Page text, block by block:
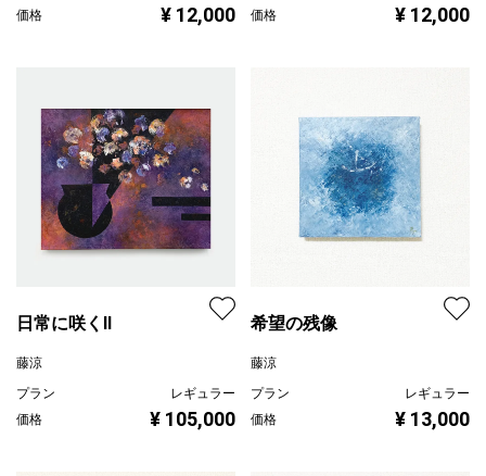
価格
¥ 12,000
価格
¥ 12,000
日常に咲くII
藤涼
プラン
レギュラー
価格
¥ 105,000
希望の残像
藤涼
プラン
レギュラー
価格
¥ 13,000